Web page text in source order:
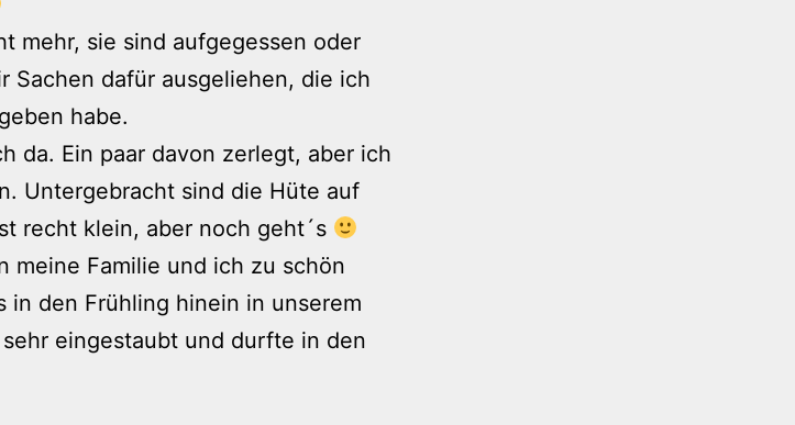
mehr, sie sind aufgegessen oder
Sachen dafür ausgeliehen, die ich
habe.
da. Ein paar davon zerlegt, aber ich
Untergebracht sind die Hüte auf
recht klein, aber noch geht´s
meine Familie und ich zu schön
in den Frühling hinein in unserem
eingestaubt und durfte in den